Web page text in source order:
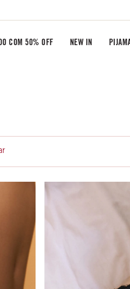
COM 50% OFF NEW IN